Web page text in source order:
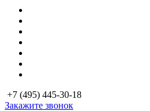
+7 (495) 445-30-18
Закажите звонок